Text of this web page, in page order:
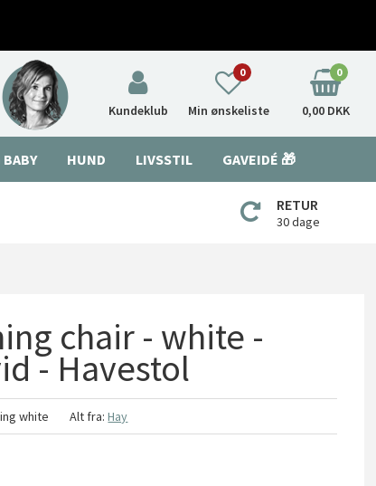
Kundeklub Min ønskeliste
0 0
0,00 DKK
HUND LIVSSTIL GAVEIDÉ 🎁
RETUR
30 dage
chair - white -
- Havestol
white Alt fra:Hay